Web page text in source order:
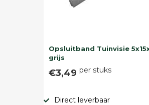
Opsluitband Tuinvisie
grijs
€3,49 per stuks
Direct leverbaar